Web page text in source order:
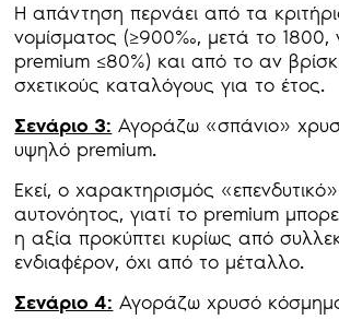
Η απάντηση περνάει από τα
νομίσματος (≥900‰, μετά το 1800,
premium ≤80%) και από το αν
σχετικούς καταλόγους για το έτος.
Σενάριο 3: Αγοράζω «σπάνιο»
υψηλό premium.
Εκεί, ο χαρακτηρισμός «επενδυτικό»
αυτονόητος, γιατί το premium
η αξία προκύπτει κυρίως από
ενδιαφέρον, όχι από το μέταλλο.
Σενάριο 4: Αγοράζω χρυσό